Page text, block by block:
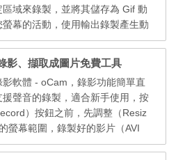
到印表機...
區域來錄製，並將其儲存為 Gif 動
螢幕的活動，使用輸出錄製產生動
它儲存到您的桌面。它的工作原
它來建立 GIF 格式的動畫。錄
還可一步一步檢視被錄下來的畫
些畫面你不要的話，還可個別刪除
單且方便。 ...
影、擷取成圖片免費工具
影軟體 - oCam，錄影功能簡單直
援聲音的錄製，適合新手使用，按
）按鈕之前，先調整（Resiz
螢幕範圍，錄製好的影片（AVI
於「我的文件」資料夾，也可以安